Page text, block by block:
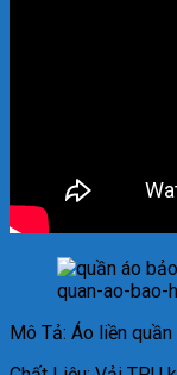
quan-ao-bao-
Mô Tả: Áo liền